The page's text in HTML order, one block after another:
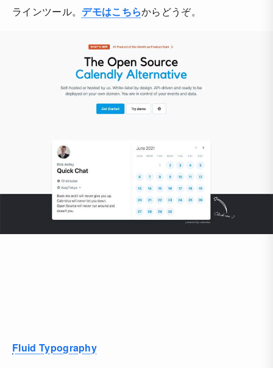
ラインツール。 デモはこちらからどうぞ。
Fluid Typography